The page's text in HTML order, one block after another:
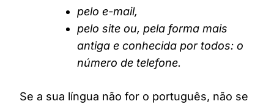
pelo e-mail,
pelo site ou, pela forma mais
antiga e conhecida por todos: o
número de telefone.
Se a sua língua não for o português, não se